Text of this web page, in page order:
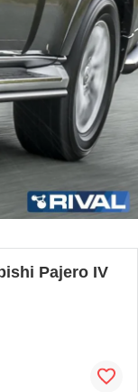
Pajero IV